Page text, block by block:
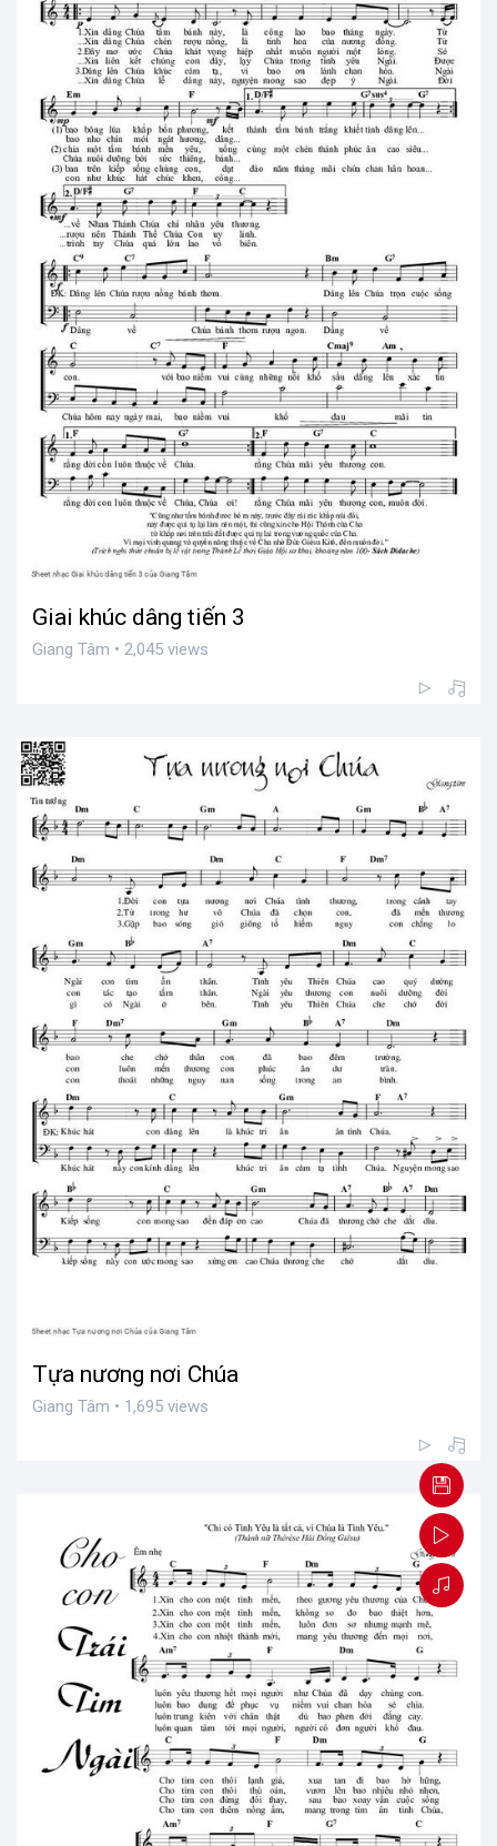
Giai khúc dâng tiến 3
Giang Tâm • 2,045 views
Tựa nương nơi Chúa
Giang Tâm • 1,695 views